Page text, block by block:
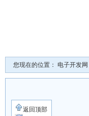
您现在的位置： 电子开发网
返回顶部